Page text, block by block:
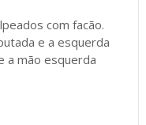
com facão.
e a esquerda
a mão esquerda